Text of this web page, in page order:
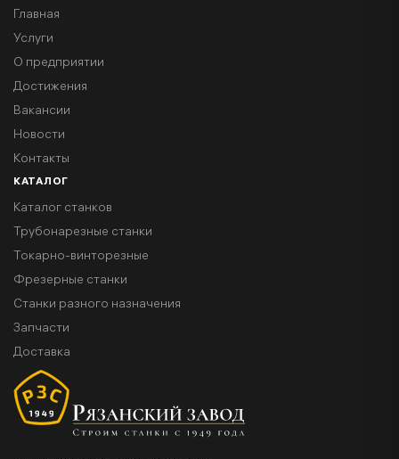
Главная
Услуги
О предприятии
Достижения
Вакансии
Новости
Контакты
КАТАЛОГ
Каталог станков
Трубонарезные станки
Токарно-винторезные
Фрезерные станки
Станки разного назначения
Запчасти
Доставка